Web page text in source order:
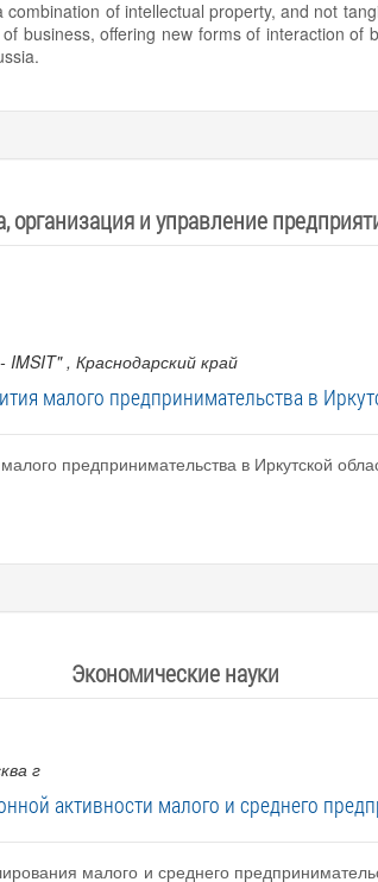
of intellectual property, and not
business, offering new forms of interaction of
и управление
IMSIT" , Краснодарский край
малого предпринимательства в
предпринимательства в Иркутской
Экономические науки
г
активности малого и среднего
малого и среднего